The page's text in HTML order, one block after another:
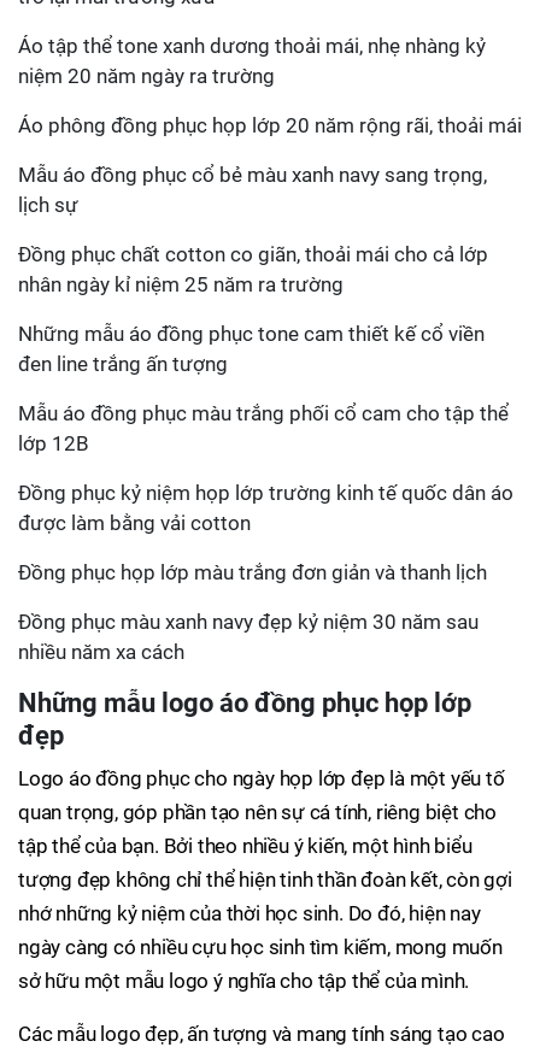
Áo tập thể tone xanh dương thoải mái, nhẹ nhàng kỷ
niệm 20 năm ngày ra trường
Áo phông đồng phục họp lớp 20 năm rộng rãi, thoải mái
Mẫu áo đồng phục cổ bẻ màu xanh navy sang trọng,
lịch sự
Đồng phục chất cotton co giãn, thoải mái cho cả lớp
nhân ngày kỉ niệm 25 năm ra trường
Những mẫu áo đồng phục tone cam thiết kế cổ viền
đen line trắng ấn tượng
Mẫu áo đồng phục màu trắng phối cổ cam cho tập thể
lớp 12B
Đồng phục kỷ niệm họp lớp trường kinh tế quốc dân áo
được làm bằng vải cotton
Đồng phục họp lớp màu trắng đơn giản và thanh lịch
Đồng phục màu xanh navy đẹp kỷ niệm 30 năm sau
nhiều năm xa cách
Những mẫu logo áo đồng phục họp lớp
đẹp
Logo áo đồng phục cho ngày họp lớp đẹp là một yếu tố
quan trọng, góp phần tạo nên sự cá tính, riêng biệt cho
tập thể của bạn. Bởi theo nhiều ý kiến, một hình biểu
tượng đẹp không chỉ thể hiện tinh thần đoàn kết, còn gợi
nhớ những kỷ niệm của thời học sinh. Do đó, hiện nay
ngày càng có nhiều cựu học sinh tìm kiếm, mong muốn
sở hữu một mẫu logo ý nghĩa cho tập thể của mình.
Các mẫu logo đẹp, ấn tượng và mang tính sáng tạo cao